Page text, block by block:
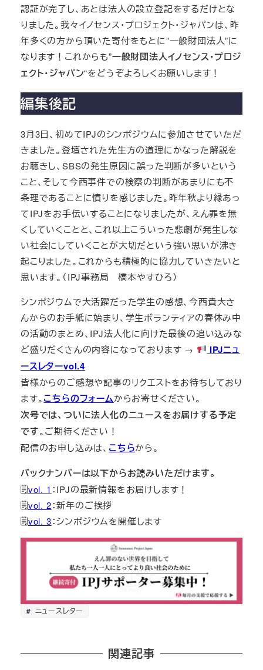
認証が完了し、あとは法人の設立登記をするだけとな
りました。我々イノセンス・プロジェクト・ジャパンは、昨
年多くの方から頂いた寄付をもとに”一般財団法人”に
なります！これからも”一般財団法人イノセンス・プロジ
ェクト・ジャパン“をどうぞよろしくお願いします！
編集後記
3月3日、初めてIPJのシンポジウムに参加させていただ
きました。登壇された先生方の道理にかなった解説を
お聴きし、SBSの発生原因に誤った判断が多いという
こと、そして今西事件での検察の判断があまりにも不
条理であることに憤りを感じました。昨年秋より縁あっ
てIPJをお手伝いすることになりましたが、えん罪を無
くしていくことと、これ以上こういった悲劇が発生しな
い社会にしていくことが大切だという強い思いが沸き
起こりました。これからも積極的に協力していきたいと
思います。（IPJ事務局 橋本やすひろ）
シンポジウムで大活躍だった学生の感想、今西貴大さ
んからのお手紙に始まり、学生ボランティアの春休み中
の活動のまとめ、IPJ法人化に向けた最後の追い込みな
ど盛りだくさんの内容になっております →
IPJニュ
ースレターvol.4
皆様からのご感想や記事のリクエストをお待ちしており
ます。こちらのフォームからお寄せください。
次号では、ついに法人化のニュースをお届けする予定
です。ご期待ください！
配信のお申し込みは、 こちらから。
バックナンバーは以下からお読みいただけます。
🗒vol. 1 ：IPJの最新情報をお届けします！
🗒vol. 2：新年のご挨拶
🗒vol. 3：シンポジウムを開催します
ニュースレター
関連記事